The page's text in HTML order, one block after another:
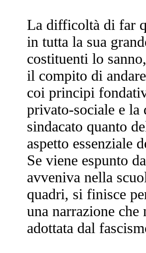
La difficoltà di far
in tutta la sua
costituenti lo
il compito di
coi principi
privato-sociale e la
sindacato quanto
aspetto essenziale
Se viene espunto
avveniva nella
quadri, si finisce
una narrazione
adottata dal